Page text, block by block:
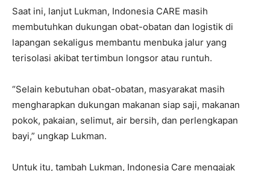
Saat ini, lanjut Lukman, Indonesia CARE masih
membutuhkan dukungan obat-obatan dan logistik di
lapangan sekaligus membantu menbuka jalur yang
terisolasi akibat tertimbun longsor atau runtuh.
“Selain kebutuhan obat-obatan, masyarakat masih
mengharapkan dukungan makanan siap saji, makanan
pokok, pakaian, selimut, air bersih, dan perlengkapan
bayi,” ungkap Lukman.
Untuk itu, tambah Lukman, Indonesia Care mengajak